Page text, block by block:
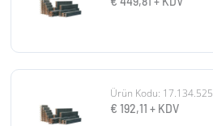
Ürün Kodu: 17.134.525
€ 192,11 + KDV